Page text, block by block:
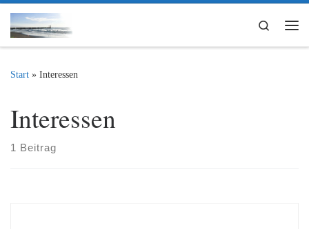
Zum Inhalt springen
Search
Start » Interessen
Interessen
1 Beitrag